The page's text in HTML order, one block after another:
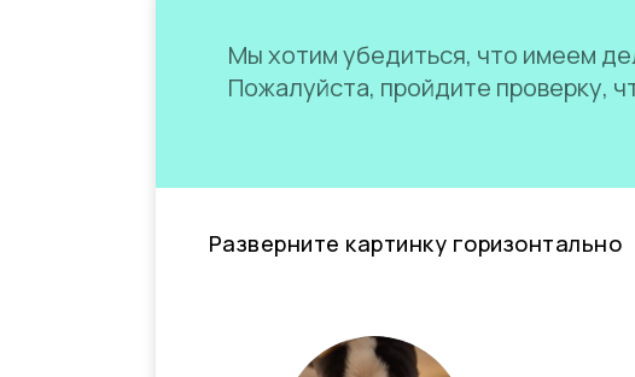
Мы хотим убедиться, что имеем
Пожалуйста, пройдите проверку,
Разверните картинку горизонтально